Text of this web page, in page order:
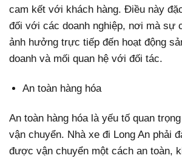
cam kết với khách hàng. Điều này
đối với các doanh nghiệp, nơi mà sự
ảnh hưởng trực tiếp đến hoạt động
doanh và mối quan hệ với đối tác.
An toàn hàng hóa
An toàn hàng hóa là yếu tố quan
vận chuyển. Nhà xe đi Long An phải
được vận chuyển một cách an toàn,